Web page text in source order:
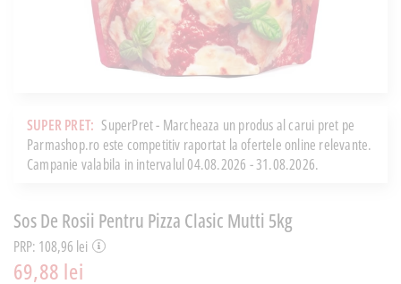
SUPER PRET: SuperPret - Marcheaza un produs al carui pret pe
Parmashop.ro este competitiv raportat la ofertele online relevante.
Campanie valabila in intervalul 04.08.2026 - 31.08.2026.
Sos De Rosii Pentru Pizza Clasic Mutti 5kg
PRP: 108,96 lei
69,88 lei